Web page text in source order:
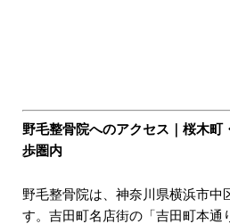
野毛整骨院へのアクセス｜桜木町
歩圏内
野毛整骨院は、神奈川県横浜市中
す。吉田町名店街の「吉田町本通